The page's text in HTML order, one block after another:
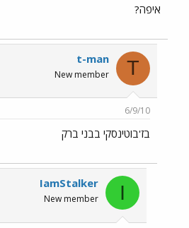
איפה?
T
t-man
New member
6/9/10
בז'בוטינסקי בבני ברק
I
IamStalker
New member